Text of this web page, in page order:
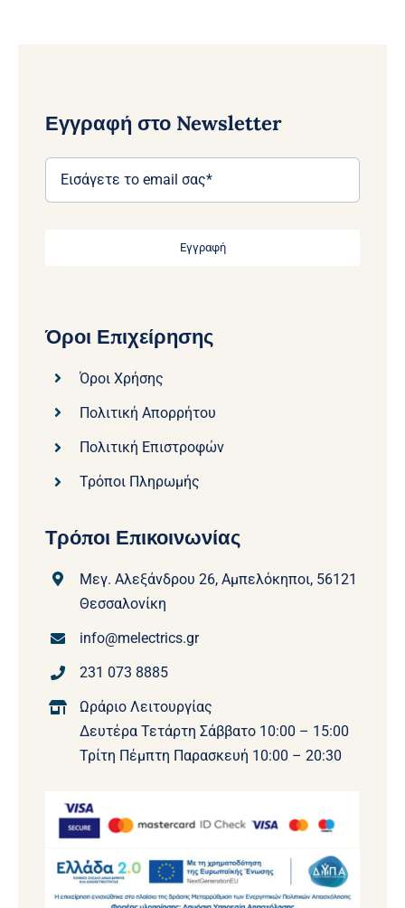
Εγγραφή στο Newsletter
Εγγραφή
Όροι Επιχείρησης
Όροι Χρήσης
Πολιτική Απορρήτου
Πολιτική Επιστροφών
Τρόποι Πληρωμής
Τρόποι Επικοινωνίας
Μεγ. Αλεξάνδρου 26, Αμπελόκηποι, 56121
Θεσσαλονίκη
info@melectrics.gr
231 073 8885
Ωράριο Λειτουργίας
Δευτέρα Τετάρτη Σάββατο 10:00 – 15:00
Τρίτη Πέμπτη Παρασκευή 10:00 – 20:30